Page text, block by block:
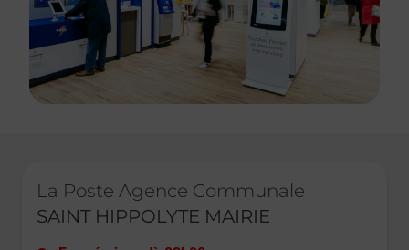
La Poste Agence Communale
SAINT HIPPOLYTE MAIRIE